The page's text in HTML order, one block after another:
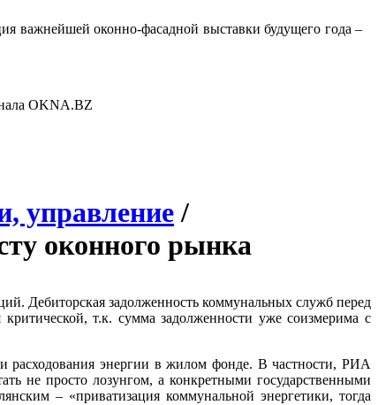
важ­ней­шей окон­но-фа­сад­ной выс­тавки бу­дуще­го го­да –
OK­NA.BZ
управление /
оконного рынка
Дебиторская задолженность коммунальных служб перед
т.к. сумма задолженности уже соизмерима с
расходования энергии в жилом фонде. В частности, РИА
не просто лозунгом, а конкретными государственными
– «приватизация коммунальной энергетики, тогда